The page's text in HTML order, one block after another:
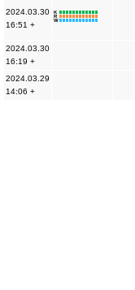
2024.03.30
16:51 +
K
R
W
2024.03.30
16:19 +
2024.03.29
14:06 +